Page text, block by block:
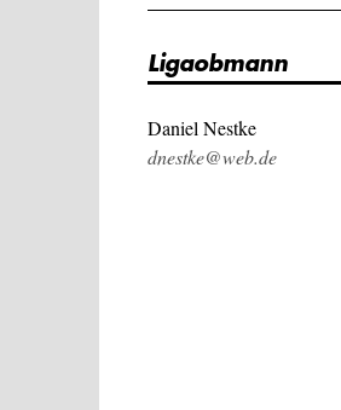
Ligaobmann
Daniel Nestke
dnestke@web.de